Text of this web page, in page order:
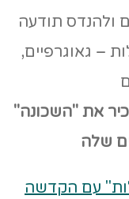
ולהנדס תודעה
– גאוגרפיים,
את "השכונה"
שלה
עם הקדשה